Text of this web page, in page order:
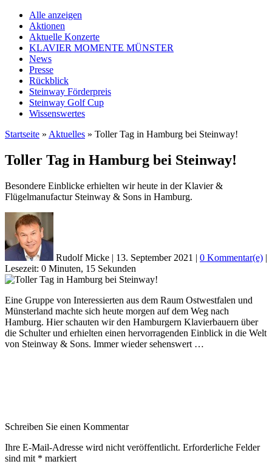
Alle anzeigen
Aktionen
Aktuelle Konzerte
KLAVIER MOMENTE MÜNSTER
News
Presse
Rückblick
Steinway Förderpreis
Steinway Golf Cup
Wissenswertes
Startseite » Aktuelles » Toller Tag in Hamburg bei Steinway!
Toller Tag in Hamburg bei Steinway!
Besondere Einblicke erhielten wir heute in der Klavier &
Flügelmanufactur Steinway & Sons in Hamburg.
Rudolf Micke | 13. September 2021 | 0 Kommentar(e) |
Lesezeit: 0 Minuten, 15 Sekunden
Eine Gruppe von Interessierten aus dem Raum Ostwestfalen und
Münsterland machte sich heute morgen auf dem Weg nach
Hamburg. Hier schauten wir den Hamburgern Klavierbauern über
die Schulter und erhielten einen hervorragenden Einblick in die Welt
von Steinway & Sons. Immer wieder sehenswert …
Schreiben Sie einen Kommentar
Ihre E-Mail-Adresse wird nicht veröffentlicht. Erforderliche Felder
sind mit * markiert